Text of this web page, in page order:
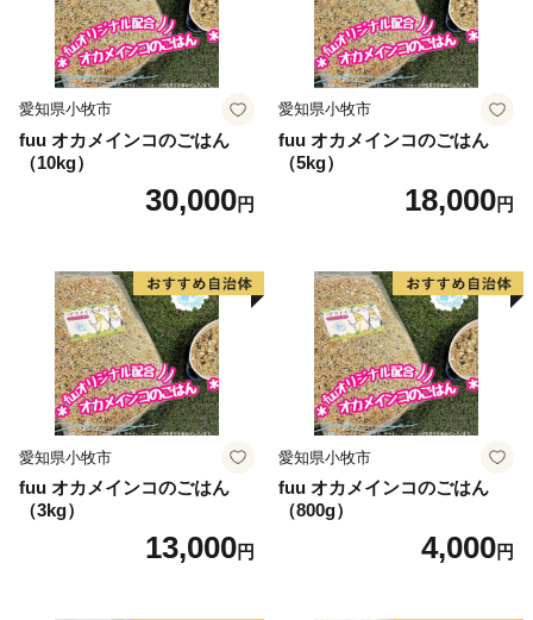
愛知県小牧市
fuu オカメインコのごはん
（10kg）
30,000円
愛知県小牧市
fuu オカメインコのごはん
（5kg）
18,000円
愛知県小牧市
fuu オカメインコのごはん
（3kg）
13,000円
愛知県小牧市
fuu オカメインコのごはん
（800g）
4,000円